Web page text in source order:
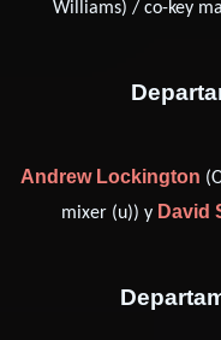
Williams) / co-key
Andrew Lockington
mixer (u)) y David